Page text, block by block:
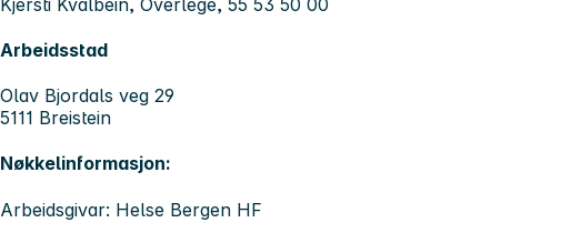
Arbeidsstad
Olav Bjordals veg 29
5111 Breistein
Nøkkelinformasjon:
Arbeidsgivar: Helse Bergen HF